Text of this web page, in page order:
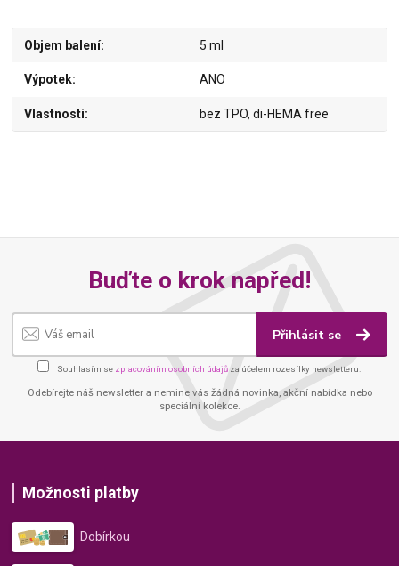
Objem balení 5 ml
Výpotek ANO
Vlastnosti bez TPO, di-HEMA free
Buďte o krok napřed!
Přihlásit se
Souhlasím se zpracováním osobních údajů za účelem rozesílky newsletteru.
Odebírejte náš newsletter a nemine vás žádná novinka, akční nabídka nebo
speciální kolekce.
Možnosti platby
Dobírkou